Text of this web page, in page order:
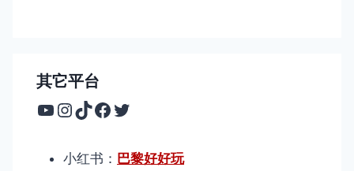
其它平台
YouTube
Instagram
TikTok
Facebook
Twitter
小红书： 巴黎好好玩